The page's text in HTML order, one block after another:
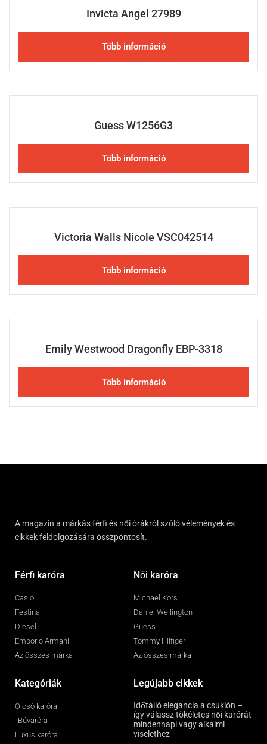
Invicta Angel 27989
Több információ
Guess W1256G3
Több információ
Victoria Walls Nicole VSC042514
Több információ
Emily Westwood Dragonfly EBP-3318
Több információ
A magazin a márkás férfi és női órákról szóló vélemények és
cikkek feldolgozására összpontosít.
Férfi karóra
Casio
Festina
Diesel
Emporio Armani
Az összes márka
Női karóra
Michael Kors
Daniel Wellington
Guess
Tommy Hilfiger
Az összes márka
Kategóriák
Olcsó karóra
Búváróra
Luxus karóra
Legújabb cikkek
Időtálló elegancia a csuklón –
így válassz tökéletes női karórát
mindennapi vagy alkalmi
viselethez